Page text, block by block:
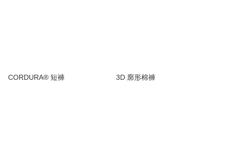
CORDURA® 短褲 3D 廓形棉褲